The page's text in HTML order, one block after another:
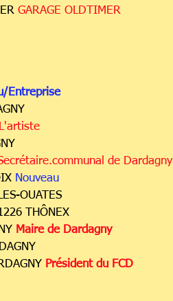
GARAGE OLDTIMER
Entreprise
L'artiste
de Dardagny
Nouveau
OUATES
THÔNEX
Maire de Dardagny
Président du FCD